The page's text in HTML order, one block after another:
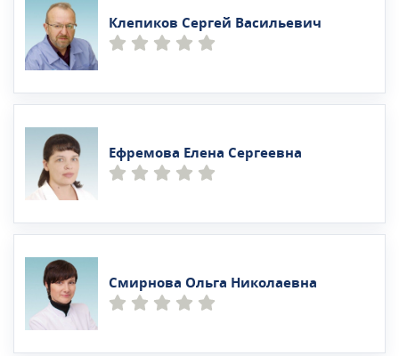
Клепиков Сергей Васильевич
Ефремова Елена Сергеевна
Смирнова Ольга Николаевна